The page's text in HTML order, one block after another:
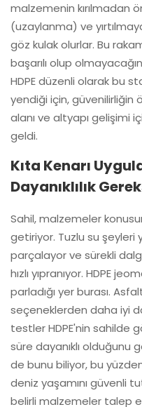
malzemenin kırılmadan
(uzaylanma) ve yırtılmaya
göz kulak olurlar. Bu
başarılı olup
HDPE düzenli olarak bu
yendiği için, güvenilirliğin
alanı ve altyapı gelişimi
geldi.
Kıta Kenarı
Dayanıklılık
Sahil, malzemeler
getiriyor. Tuzlu su şeyleri
parçalayor ve sürekli
hızlı yıpranıyor. HDPE
parladığı yer burası.
seçeneklerden daha iyi
testler HDPE'nin sahilde
süre dayanıklı olduğunu
de bunu biliyor, bu
deniz yaşamını güvenli
belirli malzemeler talep